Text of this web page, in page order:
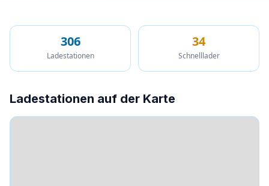
306
Ladestationen
34
Schnelllader
Ladestationen auf der Karte